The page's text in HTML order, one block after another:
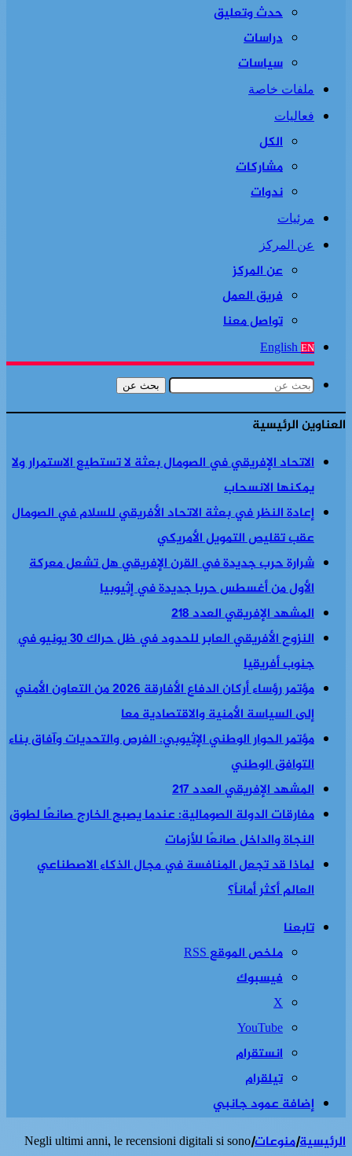
حدث وتعليق
دراسات
سياسات
ملفات خاصة
فعاليات
الكل
مشاركات
ندوات
مرئيات
عن المركز
عن المركز
فريق العمل
تواصل معنا
English EN
بحث عن
العناوين الرئيسية
الاتحاد الإفريقي في الصومال بعثة لا تستطيع الاستمرار ولا
يمكنها الانسحاب
إعادة النظر في بعثة الاتحاد الأفريقي للسلام في الصومال
عقب تقليص التمويل الأمريكي
شرارة حرب جديدة في القرن الإفريقي هل تشعل معركة
الأول من أغسطس حربا جديدة في إثيوبيا
المشهد الإفريقي العدد 218
النزوح الأفريقي العابر للحدود في ظل حراك 30 يونيو في
جنوب أفريقيا
مؤتمر رؤساء أركان الدفاع الأفارقة 2026 من التعاون الأمني
إلى السياسة الأمنية والاقتصادية معا
مؤتمر الحوار الوطني الإثيوبي: الفرص والتحديات وآفاق بناء
التوافق الوطني
المشهد الإفريقي العدد 217
مفارقات الدولة الصومالية: عندما يصبح الخارج صانعًا لطوق
النجاة والداخل صانعًا للأزمات
لماذا قد تجعل المنافسة في مجال الذكاء الاصطناعي
العالم أكثر أماناً؟
تابعنا
ملخص الموقع RSS
فيسبوك
‫X
‫YouTube
انستقرام
تيلقرام
إضافة عمود جانبي
الرئيسية|منوعات|
Negli ultimi anni, le recensioni digitali si sono